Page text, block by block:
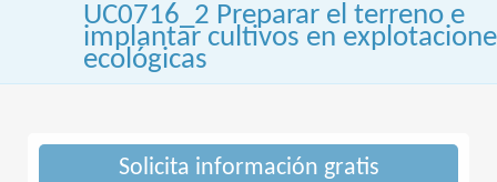
UC0716_2 Preparar el terreno e
implantar cultivos en
ecológicas
Solicita información gratis